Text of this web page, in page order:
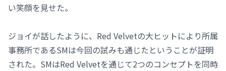
い笑顔を見せた。
ジョイが話したように、Red Velvetの大ヒットにより所属
事務所であるSMは今回の試みも通じたということが証明
された。SMはRed Velvetを通じて2つのコンセプトを同時